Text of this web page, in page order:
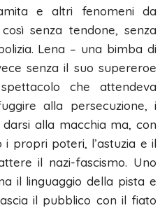
e altri fenomeni da
senza tendone, senza
Lena – una bimba di
senza il suo supereroe
che attendeva
alla persecuzione, i
alla macchia ma, con
i propri poteri, l’astuzia e il
il nazi-fascismo. Uno
il linguaggio della pista e
il pubblico con il fiato